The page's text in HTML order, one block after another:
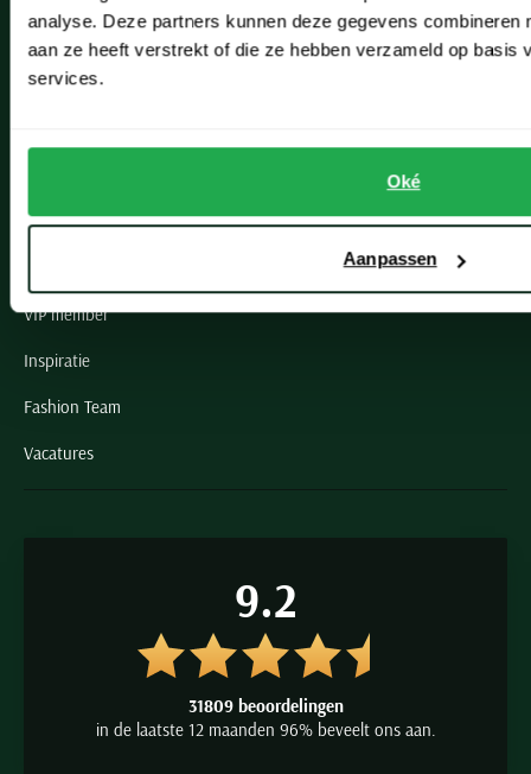
analyse. Deze partners kunnen deze gegevens combineren
aan ze heeft verstrekt of die ze hebben verzameld op basis
services.
Oké
Aanpassen
Noordwijk
Oegstgeest
Grote maten herenkleding
VIP member
Inspiratie
Fashion Team
Vacatures
9.2
31809 beoordelingen
in de laatste 12 maanden 96% beveelt ons aan.